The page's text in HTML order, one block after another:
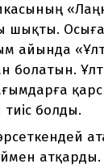
шықты.
айында
болды.